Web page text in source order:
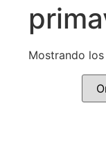
Mostrando